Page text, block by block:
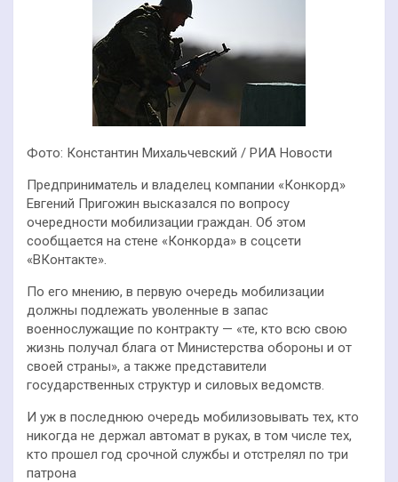
Фото: Константин Михальчевский / РИА Новости
Предприниматель и владелец компании «Конкорд»
Евгений Пригожин высказался по вопросу
очередности мобилизации граждан. Об этом
сообщается на стене «Конкорда» в соцсети
«ВКонтакте».
По его мнению, в первую очередь мобилизации
должны подлежать уволенные в запас
военнослужащие по контракту — «те, кто всю свою
жизнь получал блага от Министерства обороны и от
своей страны», а также представители
государственных структур и силовых ведомств.
И уж в последнюю очередь мобилизовывать тех, кто
никогда не держал автомат в руках, в том числе тех,
кто прошел год срочной службы и отстрелял по три
патрона